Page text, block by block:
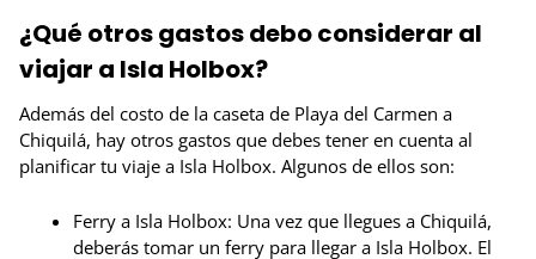
¿Qué otros gastos debo considerar al
viajar a Isla Holbox?
Además del costo de la caseta de Playa del Carmen a
Chiquilá, hay otros gastos que debes tener en cuenta al
planificar tu viaje a Isla Holbox. Algunos de ellos son:
Ferry a Isla Holbox: Una vez que llegues a Chiquilá,
deberás tomar un ferry para llegar a Isla Holbox. El